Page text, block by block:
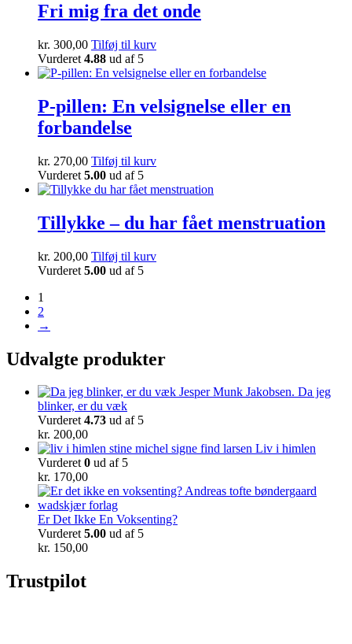
Fri mig fra det onde
kr. 300,00 Tilføj til kurv
Vurderet 4.88 ud af 5
P-pillen: En velsignelse eller en
forbandelse
kr. 270,00 Tilføj til kurv
Vurderet 5.00 ud af 5
Tillykke – du har fået menstruation
kr. 200,00 Tilføj til kurv
Vurderet 5.00 ud af 5
1
2
→
Udvalgte produkter
Da jeg
blinker, er du væk
Vurderet4.73 ud af 5
kr. 200,00
Liv i himlen
Vurderet0 ud af 5
kr. 170,00
Er Det Ikke En Voksenting?
Vurderet5.00 ud af 5
kr. 150,00
Trustpilot